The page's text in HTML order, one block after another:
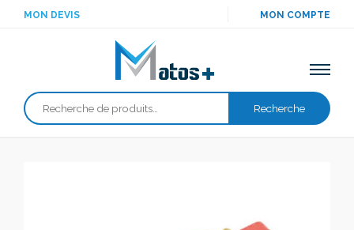
MON DEVIS MON COMPTE
Recherche
Recherche